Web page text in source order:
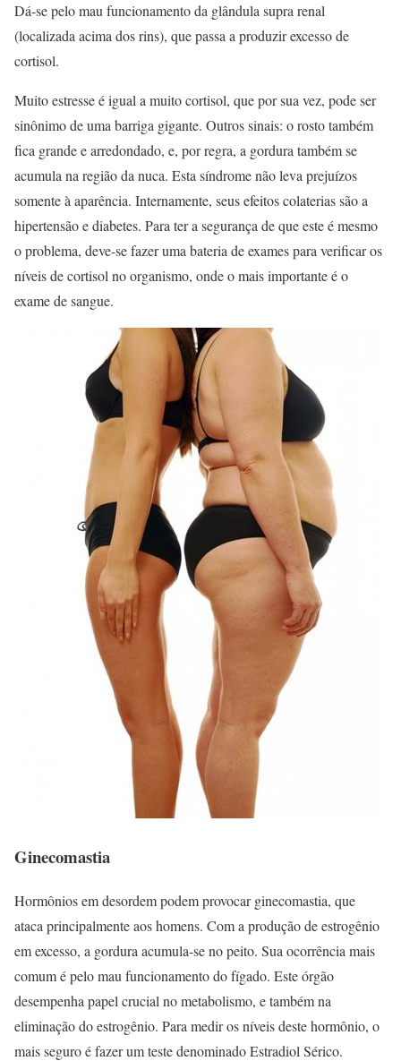
Dá-se pelo mau funcionamento da glândula supra renal
(localizada acima dos rins), que passa a produzir excesso de
cortisol.
Muito estresse é igual a muito cortisol, que por sua vez, pode ser
sinônimo de uma barriga gigante. Outros sinais: o rosto também
fica grande e arredondado, e, por regra, a gordura também se
acumula na região da nuca. Esta síndrome não leva prejuízos
somente à aparência. Internamente, seus efeitos colaterias são a
hipertensão e diabetes. Para ter a segurança de que este é mesmo
o problema, deve-se fazer uma bateria de exames para verificar os
níveis de cortisol no organismo, onde o mais importante é o
exame de sangue.
Ginecomastia
Hormônios em desordem podem provocar ginecomastia, que
ataca principalmente aos homens. Com a produção de estrogênio
em excesso, a gordura acumula-se no peito. Sua ocorrência mais
comum é pelo mau funcionamento do fígado. Este órgão
desempenha papel crucial no metabolismo, e também na
eliminação do estrogênio. Para medir os níveis deste hormônio, o
mais seguro é fazer um teste denominado Estradiol Sérico.